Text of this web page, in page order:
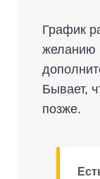
График
желанию
Бывает,
позже.